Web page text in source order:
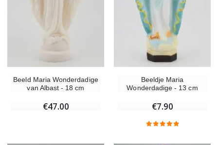
Beeld Maria Wonderdadige
van Albast - 18 cm
€47.00
Beeldje Maria
Wonderdadige - 13 cm
€7.90